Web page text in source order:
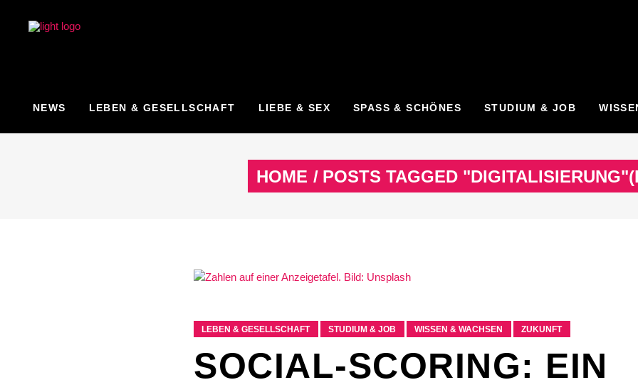
NEWS LEBEN & GESELLSCHAFT LIEBE & SEX SPASS & SCHÖNES STUDIUM & JOB
HOME / POSTS TAGGED "DIGITALISIERUNG"
LEBEN & GESELLSCHAFT STUDIUM & JOB WISSEN & WACHSEN ZUKUNFT
SOCIAL-SCORING: EIN